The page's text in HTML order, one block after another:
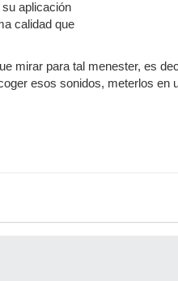
aplicación
calidad que
mirar para tal menester, es
esos sonidos, meterlos en